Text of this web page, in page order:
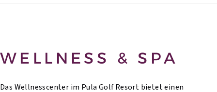
WELLNESS & SPA
Das Wellnesscenter im Pula Golf Resort bietet einen